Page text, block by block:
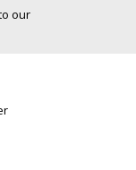
our